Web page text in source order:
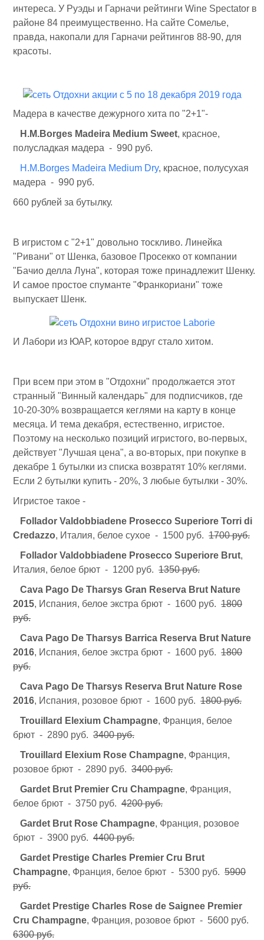
интереса. У Руэды и Гарначи рейтинги Wine Spectator в
районе 84 преимущественно. На сайте Сомелье,
правда, накопали для Гарначи рейтингов 88-90, для
красоты.
Мадера в качестве дежурного хита по "2+1"-
H.M.Borges Madeira Medium Sweet, красное,
полусладкая мадера - 990 руб.
H.M.Borges Madeira Medium Dry, красное, полусухая
мадера - 990 руб.
660 рублей за бутылку.
В игристом с "2+1" довольно тоскливо. Линейка
"Ривани" от Шенка, базовое Просекко от компании
"Бачио делла Луна", которая тоже принадлежит Шенку.
И самое простое спуманте "Франкориани" тоже
выпускает Шенк.
И Лабори из ЮАР, которое вдруг стало хитом.
При всем при этом в "Отдохни" продолжается этот
странный "Винный календарь" для подписчиков, где
10-20-30% возвращается кеглями на карту в конце
месяца. И тема декабря, естественно, игристое.
Поэтому на несколько позиций игристого, во-первых,
действует "Лучшая цена", а во-вторых, при покупке в
декабре 1 бутылки из списка возвратят 10% кеглями.
Если 2 бутылки купить - 20%, 3 любые бутылки - 30%.
Игристое такое -
Follador Valdobbiadene Prosecco Superiore Torri di
Credazzo, Италия, белое сухое - 1500 руб. 1700 руб.
Follador Valdobbiadene Prosecco Superiore Brut,
Италия, белое брют - 1200 руб. 1350 руб.
Cava Pago De Tharsys Gran Reserva Brut Nature
2015, Испания, белое экстра брют - 1600 руб. 1800
руб.
Cava Pago De Tharsys Barrica Reserva Brut Nature
2016, Испания, белое экстра брют - 1600 руб. 1800
руб.
Cava Pago De Tharsys Reserva Brut Nature Rose
2016, Испания, розовое брют - 1600 руб. 1800 руб.
Trouillard Elexium Champagne, Франция, белое
брют - 2890 руб. 3400 руб.
Trouillard Elexium Rose Champagne, Франция,
розовое брют - 2890 руб. 3400 руб.
Gardet Brut Premier Cru Champagne, Франция,
белое брют - 3750 руб. 4200 руб.
Gardet Brut Rose Champagne, Франция, розовое
брют - 3900 руб. 4400 руб.
Gardet Prestige Charles Premier Cru Brut
Champagne, Франция, белое брют - 5300 руб. 5900
руб.
Gardet Prestige Charles Rose de Saignee Premier
Cru Champagne, Франция, розовое брют - 5600 руб.
6300 руб.